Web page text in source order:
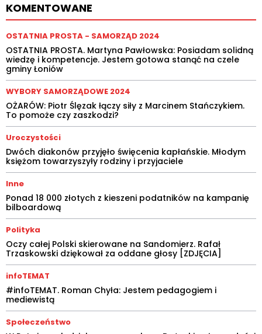
KOMENTOWANE
OSTATNIA PROSTA - SAMORZĄD 2024
OSTATNIA PROSTA. Martyna Pawłowska: Posiadam solidną
wiedzę i kompetencje. Jestem gotowa stanąć na czele
gminy Łoniów
WYBORY SAMORZĄDOWE 2024
OŻARÓW: Piotr Ślęzak łączy siły z Marcinem Stańczykiem.
To pomoże czy zaszkodzi?
Uroczystości
Dwóch diakonów przyjęło święcenia kapłańskie. Młodym
księżom towarzyszyły rodziny i przyjaciele
Inne
Ponad 18 000 złotych z kieszeni podatników na kampanię
bilboardową
Polityka
Oczy całej Polski skierowane na Sandomierz. Rafał
Trzaskowski dziękował za oddane głosy [ZDJĘCIA]
infoTEMAT
#infoTEMAT. Roman Chyła: Jestem pedagogiem i
mediewistą
Społeczeństwo